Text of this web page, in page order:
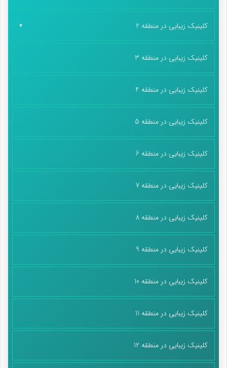
کلینیک زیبایی در منطقه 2
کلینیک زیبایی در منطقه 3
کلینیک زیبایی در منطقه 4
کلینیک زیبایی در منطقه 5
کلینیک زیبایی در منطقه 6
کلینیک زیبایی در منطقه 7
کلینیک زیبایی در منطقه 8
کلینیک زیبایی در منطقه 9
کلینیک زیبایی در منطقه 10
کلینیک زیبایی در منطقه 11
کلینیک زیبایی در منطقه 12